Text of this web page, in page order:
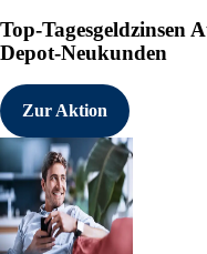
Top-Tagesgeldzinsen
Depot-Neukunden
Zur Aktion